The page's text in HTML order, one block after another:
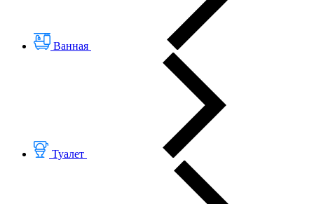
Ванная
Туалет